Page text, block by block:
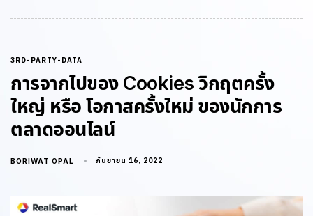
3RD-PARTY-DATA
การจากไปของ Cookies วิกฤตครั้ง
ใหญ่ หรือ โอกาสครั้งใหม่ ของนักการ
ตลาดออนไลน์
BORIWAT OPAL กันยายน 16, 2022